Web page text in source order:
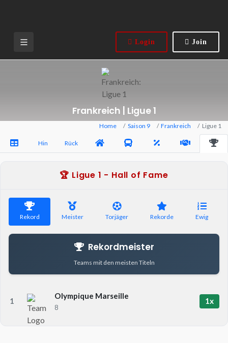
Login Join
Frankreich | Ligue 1
Home Saison 9 Frankreich Ligue 1
Hin Rück
🏆 Ligue 1 - Hall of Fame
Rekord Meister Torjäger Rekorde Ewig
Rekordmeister
Teams mit den meisten Titeln
1
Olympique Marseille
8
1x